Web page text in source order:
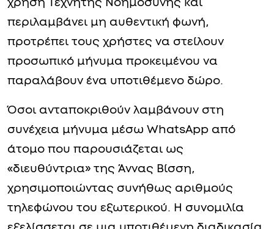
χρήση Τεχνητής Νοημοσύνης και
περιλαμβάνει μη αυθεντική φωνή,
προτρέπει τους χρήστες να στείλουν
προσωπικό μήνυμα προκειμένου να
παραλάβουν ένα υποτιθέμενο δώρο.
Όσοι ανταποκριθούν λαμβάνουν στη
συνέχεια μήνυμα μέσω WhatsApp από
άτομο που παρουσιάζεται ως
«διευθύντρια» της Άννας Βίσση,
χρησιμοποιώντας συνήθως αριθμούς
τηλεφώνου του εξωτερικού. Η συνομιλία